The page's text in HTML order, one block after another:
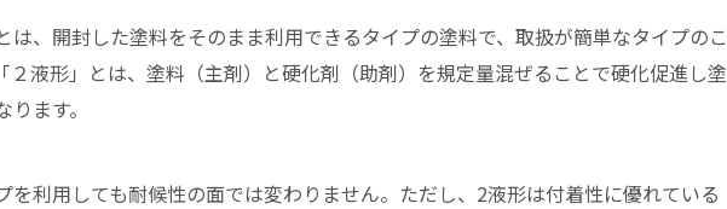
は、開封した塗料をそのまま利用できるタイプの塗料で、取扱が簡単なタイプのこ
２液形」とは、塗料（主剤）と硬化剤（助剤）を規定量混ぜることで硬化促進し塗
ます。
を利用しても耐候性の面では変わりません。ただし、2液形は付着性に優れている